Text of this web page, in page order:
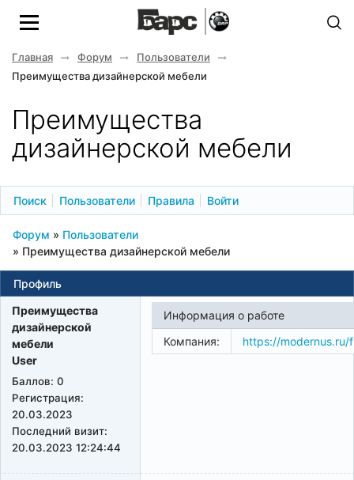
Главная Форум
Пользователи
Преимущества дизайнерской мебели
Преимущества
дизайнерской мебели
Поиск Пользователи Правила Войти
Форум » Пользователи
» Преимущества дизайнерской мебели
Профиль
Преимущества
дизайнерской
мебели
User
Баллов: 0
Регистрация:
20.03.2023
Последний визит:
20.03.2023 12:24:44
Информация о работе
Компания:
https://modernus.ru/